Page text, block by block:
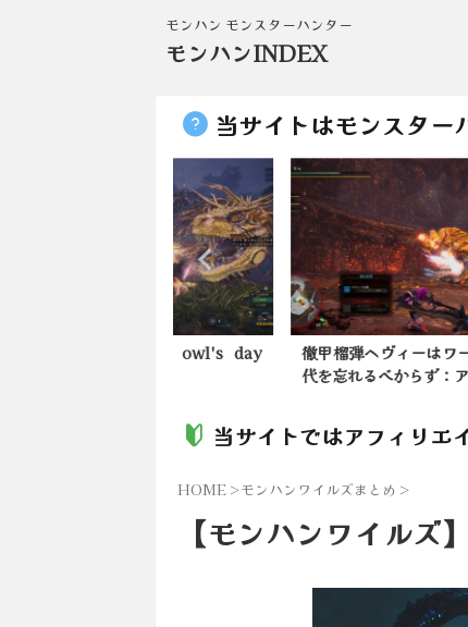
モンハン モンスターハンター
モンハンINDEX
当サイトはモンスター
徹甲榴弾ヘヴィーはワールド時
代を忘れるべからず：アイス...
当サイトではアフィリエ
HOME >モンハンワイルズまとめ >
【モンハンワイルズ